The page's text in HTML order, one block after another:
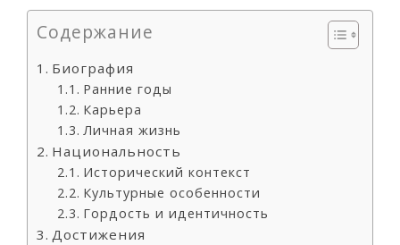
Содержание
Биография
Ранние годы
Карьера
Личная жизнь
Национальность
Исторический контекст
Культурные особенности
Гордость и идентичность
Достижения